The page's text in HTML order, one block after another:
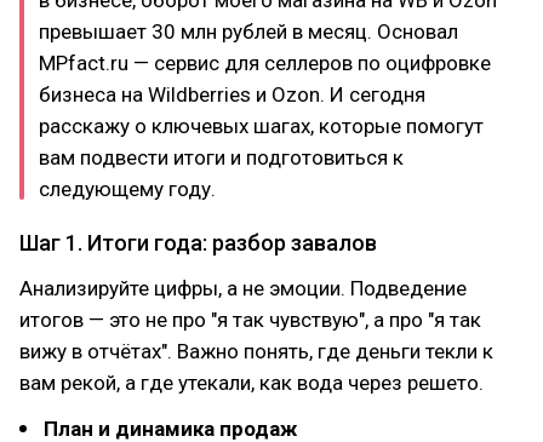
превышает 30 млн рублей в месяц. Основал
MPfact.ru — сервис для селлеров по оцифровке
бизнеса на Wildberries и Ozon. И сегодня
расскажу о ключевых шагах, которые помогут
вам подвести итоги и подготовиться к
следующему году.
Шаг 1. Итоги года: разбор завалов
Анализируйте цифры, а не эмоции. Подведение
итогов — это не про "я так чувствую", а про "я так
вижу в отчётах". Важно понять, где деньги текли к
вам рекой, а где утекали, как вода через решето.
План и динамика продаж